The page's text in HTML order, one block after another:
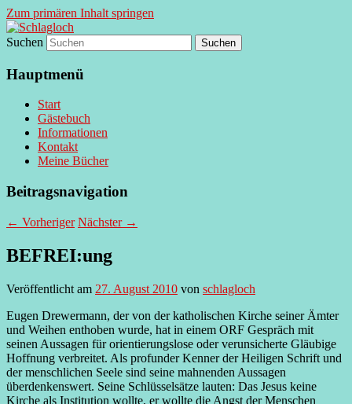
Zum primären Inhalt springen
Schlagloch
supersberger taggedanken
Suchen
Hauptmenü
Start
Gästebuch
Informationen
Kontakt
Meine Bücher
Beitragsnavigation
← Vorheriger Nächster →
BEFREI:ung
Veröffentlicht am 27. August 2010 von schlagloch
Eugen Drewermann, der von der katholischen Kirche seiner Ämter
und Weihen enthoben wurde, hat in einem ORF Gespräch mit
seinen Aussagen für orientierungslose oder verunsicherte Gläubige
Hoffnung verbreitet. Als profunder Kenner der Heiligen Schrift und
der menschlichen Seele sind seine mahnenden Aussagen
überdenkenswert. Seine Schlüsselsätze lauten: Das Jesus keine
Kirche als Institution wollte, er wollte die Angst der Menschen